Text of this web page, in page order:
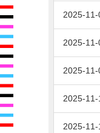
2025-11-
2025-11-
2025-11-
2025-11-
2025-11-